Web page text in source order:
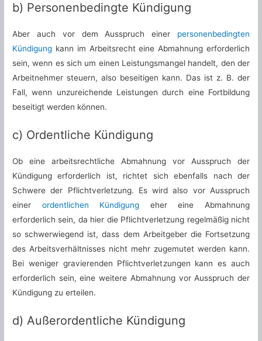
b) Personenbedingte Kündigung
Aber auch vor dem Ausspruch einer personenbedingten
Kündigung kann im Arbeitsrecht eine Abmahnung erforderlich
sein, wenn es sich um einen Leistungsmangel handelt, den der
Arbeitnehmer steuern, also beseitigen kann. Das ist z. B. der
Fall, wenn unzureichende Leistungen durch eine Fortbildung
beseitigt werden können.
c) Ordentliche Kündigung
Ob eine arbeitsrechtliche Abmahnung vor Ausspruch der
Kündigung erforderlich ist, richtet sich ebenfalls nach der
Schwere der Pflichtverletzung. Es wird also vor Ausspruch
einer ordentlichen Kündigung eher eine Abmahnung
erforderlich sein, da hier die Pflichtverletzung regelmäßig nicht
so schwerwiegend ist, dass dem Arbeitgeber die Fortsetzung
des Arbeitsverhältnisses nicht mehr zugemutet werden kann.
Bei weniger gravierenden Pflichtverletzungen kann es auch
erforderlich sein, eine weitere Abmahnung vor Ausspruch der
Kündigung zu erteilen.
d) Außerordentliche Kündigung